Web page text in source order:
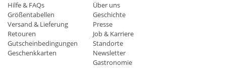
Hilfe & FAQs
Größentabellen
Versand & Lieferung
Retouren
Gutscheinbedingungen
Geschenkkarten
Über uns
Geschichte
Presse
Job & Karriere
Standorte
Newsletter
Gastronomie